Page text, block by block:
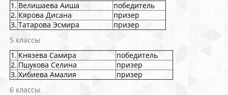
5 классы
1. Велишаева Аиша
победитель
2. Кярова Дисана
призер
3. Татарова Эсмира призер
6 классы
1. Князева Самира
победитель
2. Пшукова Селина
призер
3. Хибиева Амалия призер